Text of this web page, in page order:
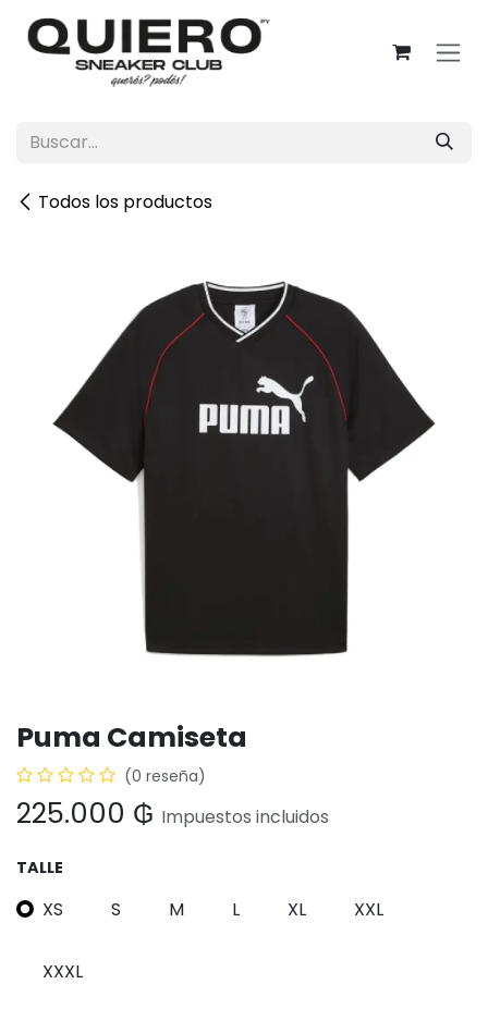
Ir al contenido
Todos los productos
Puma Camiseta
(0 reseña)
225.000 ₲ Impuestos incluidos
TALLE
XS S M L XL XXL
XXXL